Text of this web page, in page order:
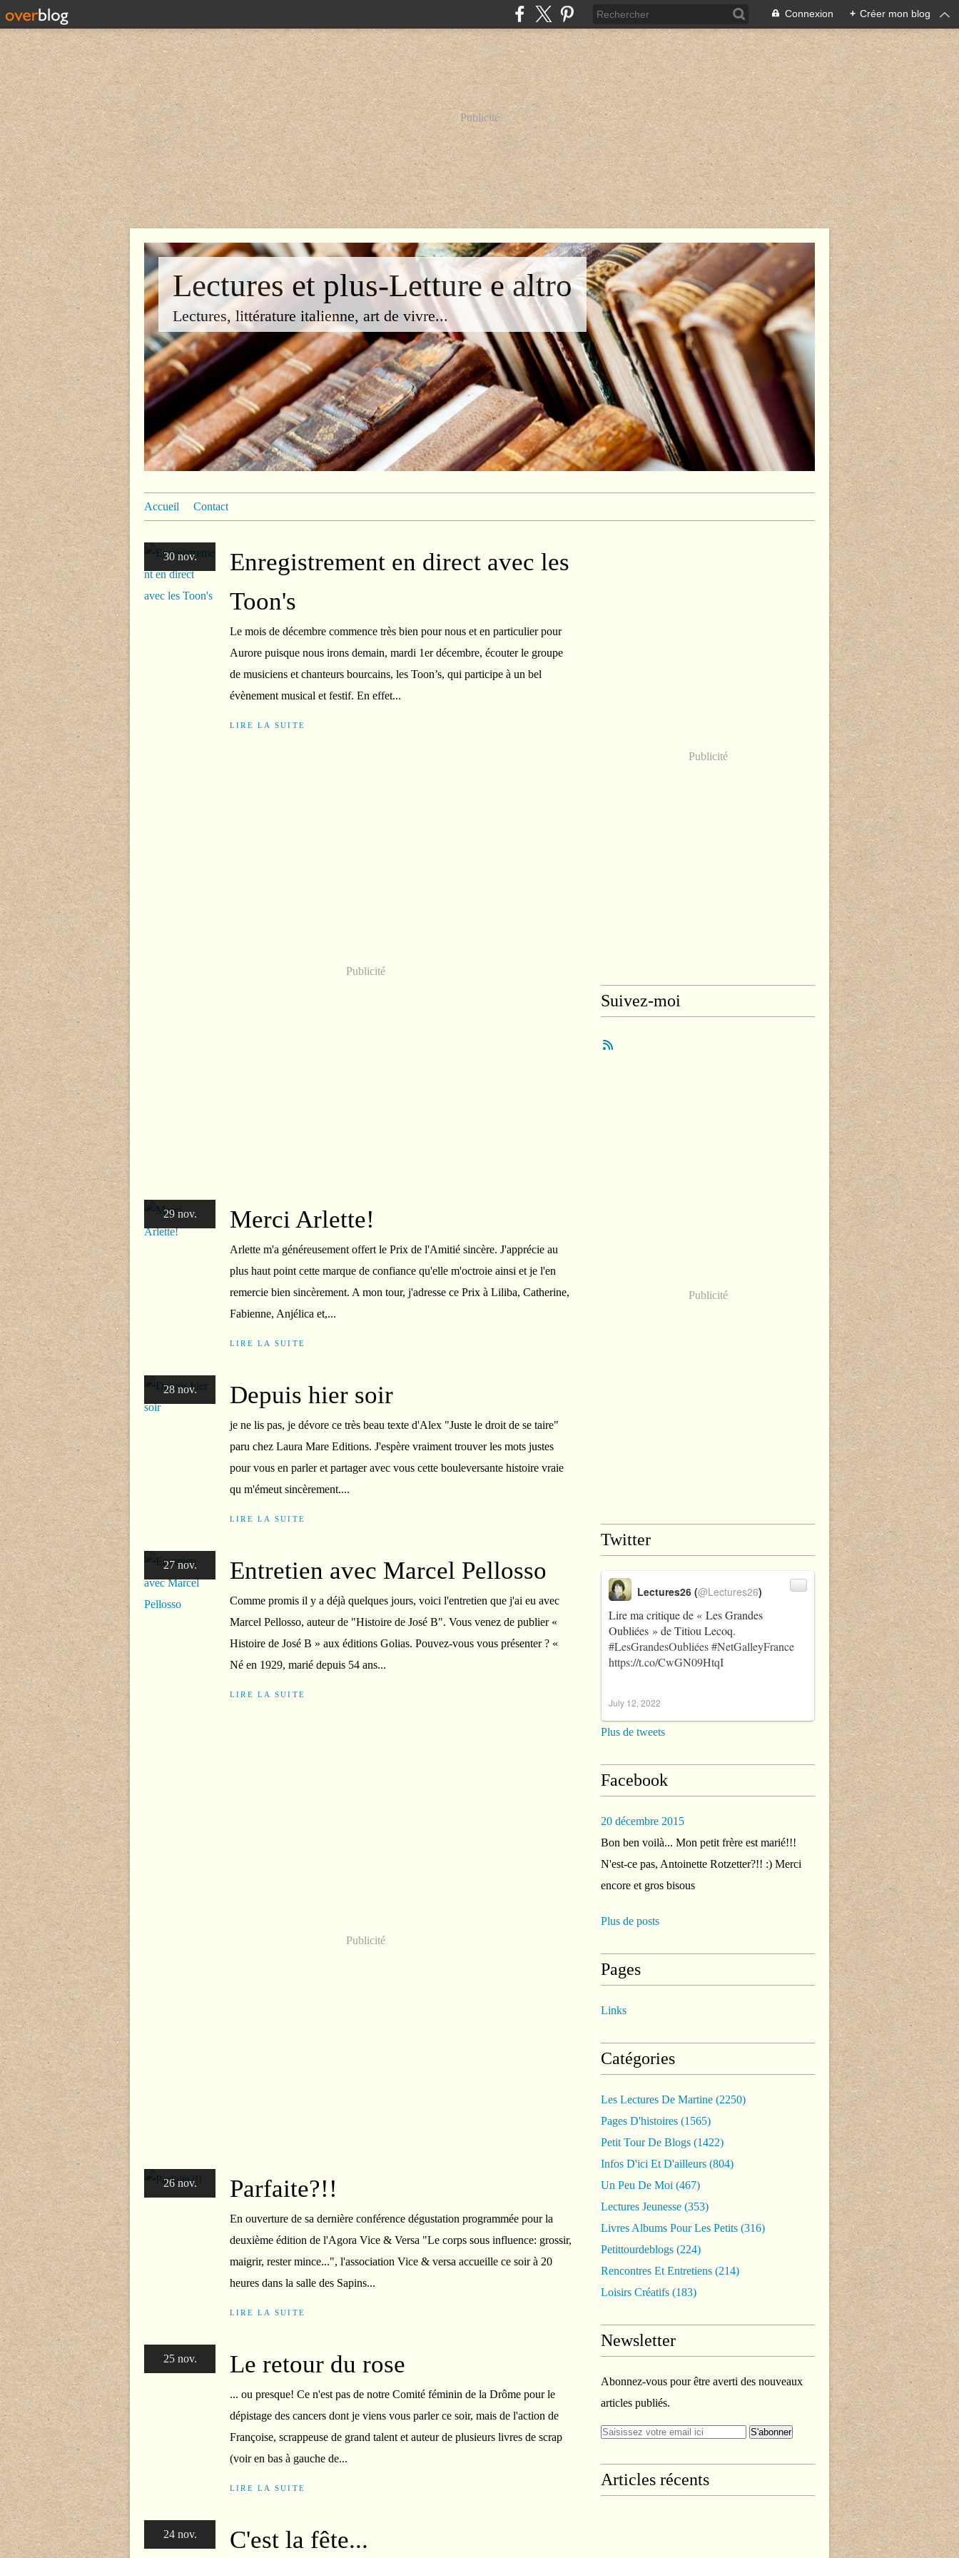
Connexion + Créer mon blog
Publicité
Lectures et plus-Letture e altro
Lectures, littérature italienne, art de vivre...
Accueil Contact
30 nov.
Enregistrement en direct avec les
Toon's
Le mois de décembre commence très bien pour nous et en particulier pour
Aurore puisque nous irons demain, mardi 1er décembre, écouter le groupe
de musiciens et chanteurs bourcains, les Toon’s, qui participe à un bel
évènement musical et festif. En effet...
LIRE LA SUITE
Publicité
29 nov. Merci Arlette!
Arlette m'a généreusement offert le Prix de l'Amitié sincère. J'apprécie au
plus haut point cette marque de confiance qu'elle m'octroie ainsi et je l'en
remercie bien sincèrement. A mon tour, j'adresse ce Prix à Liliba, Catherine,
Fabienne, Anjélica et,...
LIRE LA SUITE
28 nov. Depuis hier soir
je ne lis pas, je dévore ce très beau texte d'Alex "Juste le droit de se taire"
paru chez Laura Mare Editions. J'espère vraiment trouver les mots justes
pour vous en parler et partager avec vous cette bouleversante histoire vraie
qu m'émeut sincèrement....
LIRE LA SUITE
27 nov. Entretien avec Marcel Pellosso
Comme promis il y a déjà quelques jours, voici l'entretien que j'ai eu avec
Marcel Pellosso, auteur de "Histoire de José B". Vous venez de publier «
Histoire de José B » aux éditions Golias. Pouvez-vous vous présenter ? «
Né en 1929, marié depuis 54 ans...
LIRE LA SUITE
Publicité
26 nov. Parfaite?!!
En ouverture de sa dernière conférence dégustation programmée pour la
deuxième édition de l'Agora Vice & Versa "Le corps sous influence: grossir,
maigrir, rester mince...", l'association Vice & versa accueille ce soir à 20
heures dans la salle des Sapins...
LIRE LA SUITE
25 nov. Le retour du rose
... ou presque! Ce n'est pas de notre Comité féminin de la Drôme pour le
dépistage des cancers dont je viens vous parler ce soir, mais de l'action de
Françoise, scrappeuse de grand talent et auteur de plusieurs livres de scrap
(voir en bas à gauche de...
LIRE LA SUITE
24 nov. C'est la fête...
Publicité
Suivez-moi
Publicité
Twitter
Lire ma critique de « Les Grandes
Oubliées » de Titiou Lecoq.
#LesGrandesOubliées#NetGalleyFrance
https://t.co/CwGN09HtqI
Lectures26 (@Lectures26)
July 12, 2022
Plus de tweets
Facebook
20 décembre 2015
Bon ben voilà... Mon petit frère est marié!!!
N'est-ce pas, Antoinette Rotzetter?!! :) Merci
encore et gros bisous
Plus de posts
Pages
Links
Catégories
Les Lectures De Martine (2250)
Pages D'histoires (1565)
Petit Tour De Blogs (1422)
Infos D'ici Et D'ailleurs (804)
Un Peu De Moi (467)
Lectures Jeunesse (353)
Livres Albums Pour Les Petits (316)
Petittourdeblogs (224)
Rencontres Et Entretiens (214)
Loisirs Créatifs (183)
Newsletter
Abonnez-vous pour être averti des nouveaux
articles publiés.
Articles récents